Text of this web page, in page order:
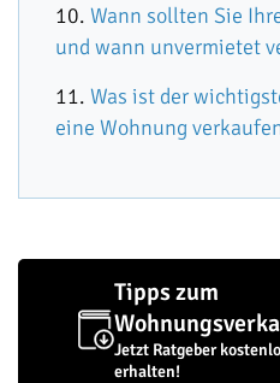
Wann sollten Sie
und wann unvermietet
Was ist der
eine Wohnung
Tipps zum
Jetzt Ratgeber
erhalten!